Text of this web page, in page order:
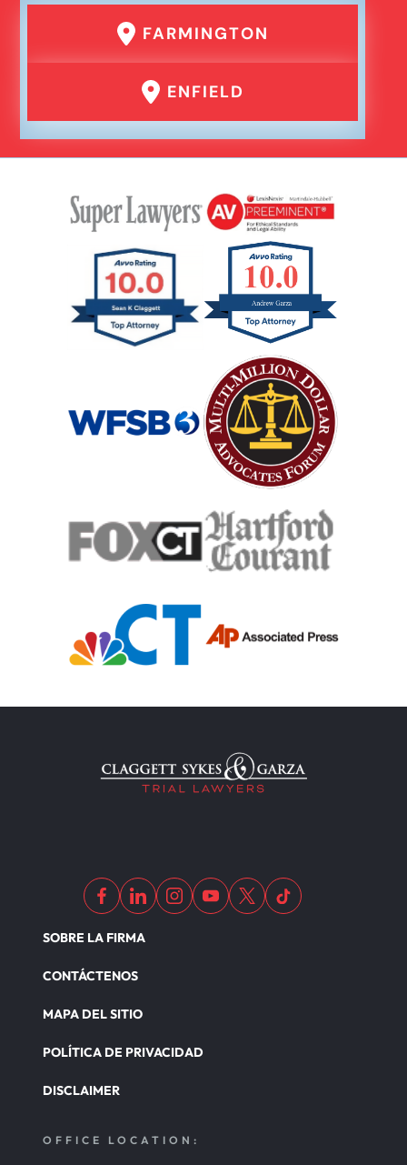
FARMINGTON
ENFIELD
SOBRE LA FIRMA
CONTÁCTENOS
MAPA DEL SITIO
POLÍTICA DE PRIVACIDAD
DISCLAIMER
OFFICE LOCATION: